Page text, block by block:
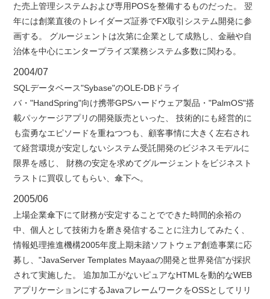
た売上管理システムおよび専用POSを整備するものだった。 翌
年には創業直後のトレイダーズ証券でFX取引システム開発に参
画する。 グルージェントは次第に企業として成熟し、金融や自
治体を中心にエンタープライズ業務システム多数に関わる。
2004/07
SQLデータベース"Sybase"のOLE-DBドライ
バ・"HandSpring"向け携帯GPSハードウェア製品・"PalmOS"搭
載パッケージアプリの開発販売といった、 技術的にも経営的に
も蛮勇なエピソードを重ねつつも、顧客事情に大きく左右され
て経営環境が安定しないシステム受託開発のビジネスモデルに
限界を感じ、 財務の安定を求めてグルージェントをビジネスト
ラストに買収してもらい、傘下へ。
2005/06
上場企業傘下にて財務が安定することでできた時間的余裕の
中、個人として技術力を磨き発信することに注力してみたく、
情報処理推進機構2005年度上期未踏ソフトウェア創造事業に応
募し、"JavaServer Templates Mayaaの開発と世界発信"が採択
されて実施した。 追加加工がないピュアなHTMLを動的なWEB
アプリケーションにするJavaフレームワークをOSSとしてリリ